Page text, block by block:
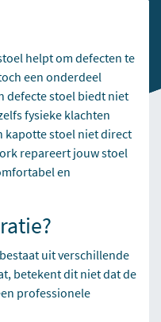
helpt om defecten te
een onderdeel
defecte stoel biedt niet
fysieke klachten
kapotte stoel niet direct
repareert jouw stoel
en
bestaat uit verschillende
betekent dit niet dat de
professionele